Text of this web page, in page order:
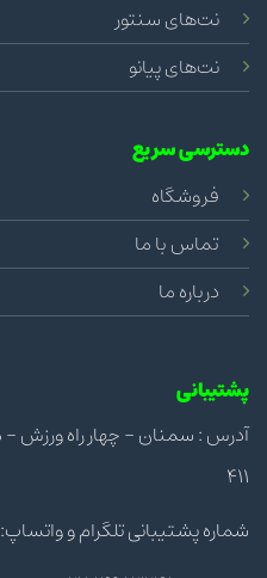
نت‌های سنتور
نت‌های پیانو
دسترسی سریع
فروشگاه
تماس با ما
درباره ما
پشتیبانی
411
شماره پشتیبانی تلگرام و واتساپ: 09123992036